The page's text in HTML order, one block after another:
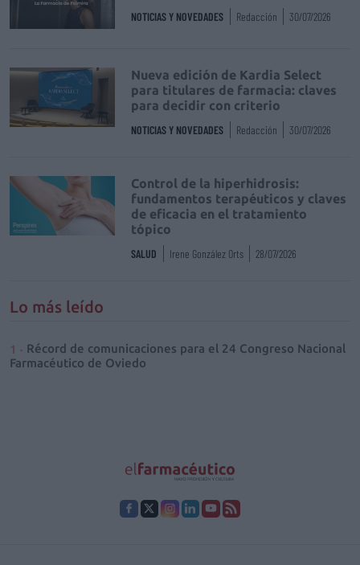
NOTICIAS Y NOVEDADES Redacción 30/07/2026
Nueva edición de Kardia Select
para titulares de farmacia: claves
para decidir con criterio
NOTICIAS Y NOVEDADES Redacción 30/07/2026
Control de la hiperhidrosis:
fundamentos terapéuticos y claves
de eficacia en el tratamiento
tópico
SALUD Irene González Orts 28/07/2026
Lo más leído
Récord de comunicaciones para el 24 Congreso Nacional
Farmacéutico de Oviedo